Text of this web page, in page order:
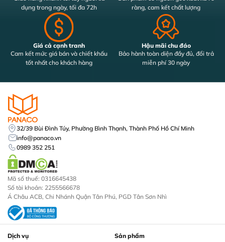
dụng trong ngày, tối đa 72h
ràng, cam kết chất lượng
Giá cả cạnh tranh
Cam kết mức giá bán và chiết khấu
tốt nhất cho khách hàng
Hậu mãi chu đáo
Bảo hành toàn diện đầy đủ, đổi trả
miễn phí 30 ngày
Dịch vụ
Sản phẩm
32/39 Bùi Đình Túy, Phường Bình Thạnh, Thành Phố Hồ Chí Minh
info@panaco.vn
0989 352 251
Mã số thuế: 0316645438
Số tài khoản: 2255566678
Á Châu ACB, Chi Nhánh Quận Tân Phú, PGD Tân Sơn Nhì